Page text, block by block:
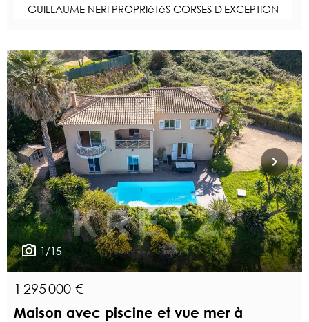
GUILLAUME NERI PROPRIéTéS CORSES D'EXCEPTION
1/15
1 295 000 €
Maison avec piscine et vue mer à